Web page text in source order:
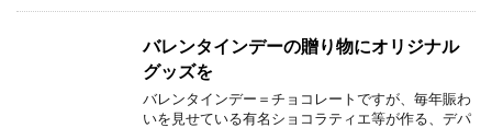
バレンタインデーの贈り物にオリジナル
グッズを
バレンタインデー＝チョコレートですが、毎年賑わ
いを見せている有名ショコラティエ等が作る、デパ